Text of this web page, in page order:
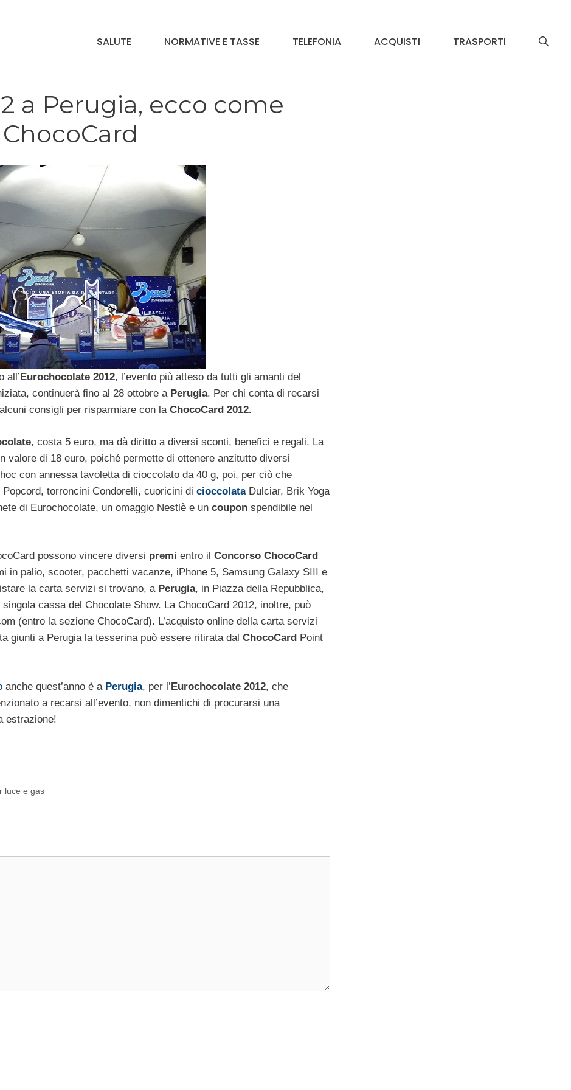
SALUTE NORMATIVE E TASSE TELEFONIA ACQUISTI TRASPORTI
a Perugia, ecco come
all’ Eurochocolate 2012, l’evento più atteso da tutti gli amanti del
continuerà fino al 28 ottobre a Perugia. Per chi conta di recarsi
consigli per risparmiare con la ChocoCard 2012.
, costa 5 euro, ma dà diritto a diversi sconti, benefici e regali. La
valore di 18 euro, poiché permette di ottenere anzitutto diversi
con annessa tavoletta di cioccolato da 40 g, poi, per ciò che
torroncini Condorelli, cuoricini di cioccolata Dulciar, Brik Yoga
di Eurochocolate, un omaggio Nestlè e un coupon spendibile nel
possono vincere diversi premi entro il Concorso ChocoCard
in palio, scooter, pacchetti vacanze, iPhone 5, Samsung Galaxy SIII e
la carta servizi si trovano, a Perugia, in Piazza della Repubblica,
cassa del Chocolate Show. La ChocoCard 2012, inoltre, può
(entro la sezione ChocoCard). L’acquisto online della carta servizi
giunti a Perugia la tesserina può essere ritirata dal ChocoCard Point
anche quest’anno è a Perugia, per l’Eurochocolate 2012, che
a recarsi all’evento, non dimentichi di procurarsi una
estrazione!
luce e gas